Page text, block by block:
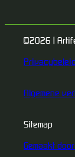
©2026 |
Privacybeleid
Algemene
Sitemap
Gemaakt